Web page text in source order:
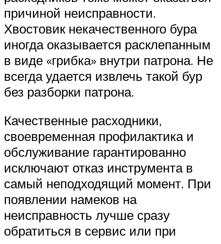
причиной неисправности.
Хвостовик некачественного бура
иногда оказывается расклепанным
в виде «грибка» внутри патрона. Не
всегда удается извлечь такой бур
без разборки патрона.
Качественные расходники,
своевременная профилактика и
обслуживание гарантированно
исключают отказ инструмента в
самый неподходящий момент. При
появлении намеков на
неисправность лучше сразу
обратиться в сервис или при